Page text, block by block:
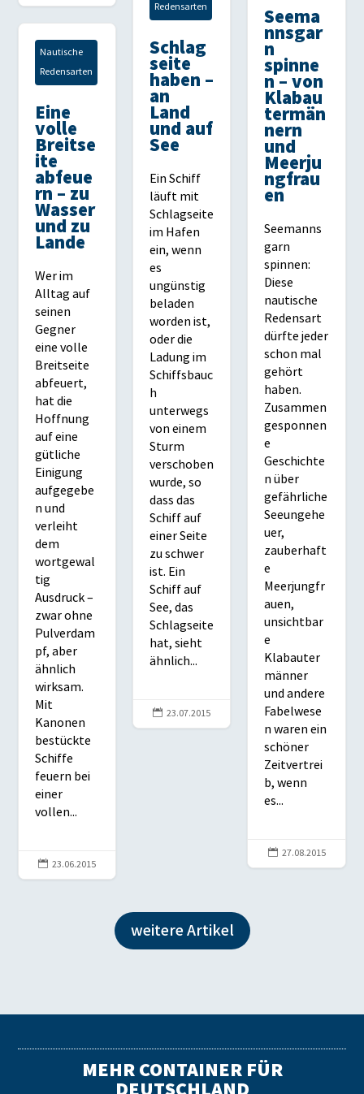
Seema
nnsgar
n
spinne
n – von
Klabau
termän
nern
und
Meerju
ngfrau
en
Seemanns
garn
spinnen:
Diese
nautische
Redensart
dürfte jeder
schon mal
gehört
haben.
Zusammen
gesponnen
e
Geschichte
n über
gefährliche
Seeungehe
uer,
zauberhaft
e
Meerjungfr
auen,
unsichtbar
e
Klabauter
männer
und andere
Fabelwese
n waren ein
schöner
Zeitvertrei
b, wenn
es...
 27.08.2015
Redensarten
Schlag
seite
haben –
an
Land
und auf
See
Ein Schiff
läuft mit
Schlagseite
im Hafen
ein, wenn
es
ungünstig
beladen
worden ist,
oder die
Ladung im
Schiffsbauc
h
unterwegs
von einem
Sturm
verschoben
wurde, so
dass das
Schiff auf
einer Seite
zu schwer
ist. Ein
Schiff auf
See, das
Schlagseite
hat, sieht
ähnlich...
 23.07.2015
Nautische
Redensarten
Eine
volle
Breitse
ite
abfeue
rn – zu
Wasser
und zu
Lande
Wer im
Alltag auf
seinen
Gegner
eine volle
Breitseite
abfeuert,
hat die
Hoffnung
auf eine
gütliche
Einigung
aufgegebe
n und
verleiht
dem
wortgewal
tig
Ausdruck –
zwar ohne
Pulverdam
pf, aber
ähnlich
wirksam.
Mit
Kanonen
bestückte
Schiffe
feuern bei
einer
vollen...
 23.06.2015
weitere Artikel
MEHR CONTAINER FÜR